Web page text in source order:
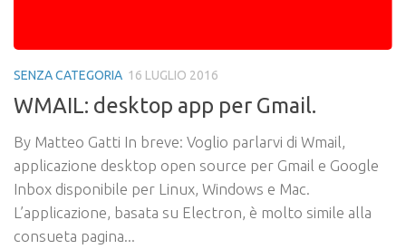
SENZA CATEGORIA 16 LUGLIO 2016
WMAIL: desktop app per Gmail.
By Matteo Gatti In breve: Voglio parlarvi di Wmail,
applicazione desktop open source per Gmail e Google
Inbox disponibile per Linux, Windows e Mac.
L’applicazione, basata su Electron, è molto simile alla
consueta pagina...